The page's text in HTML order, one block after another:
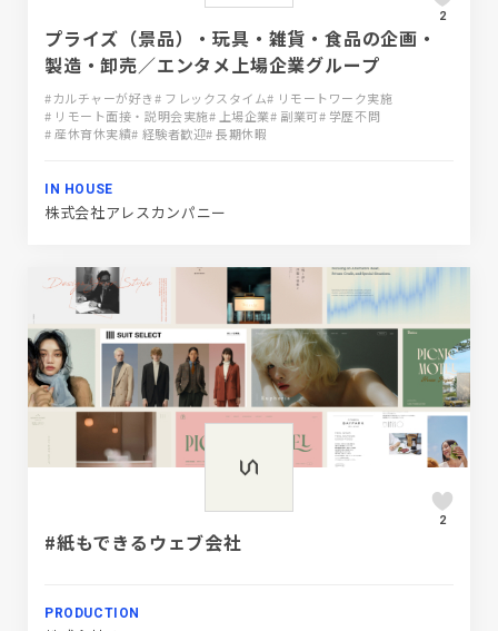
2
プライズ（景品）・玩具・雑貨・食品の企画・
製造・卸売／エンタメ上場企業グループ
#カルチャーが好き# フレックスタイム# リモートワーク実施
# リモート面接・説明会実施# 上場企業# 副業可# 学歴不問
# 産休育休実績# 経験者歓迎# 長期休暇
IN HOUSE
株式会社アレスカンパニー
2
#紙もできるウェブ会社
PRODUCTION